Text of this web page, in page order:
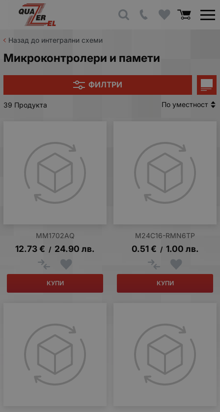
Назад до интегрални схеми
Микроконтролери и памети
ФИЛТРИ
39 Продукта По уместност
MM1702AQ
12.73€ / 24.90 лв.
КУПИ
M24C16-RMN6TP
0.51 € / 1.00 лв.
КУПИ